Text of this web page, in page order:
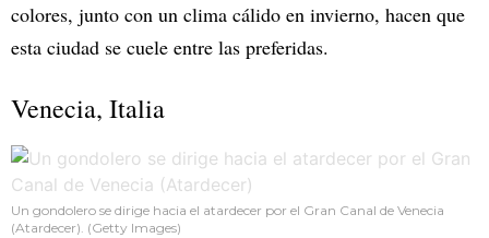
colores, junto con un clima cálido en invierno, hacen que
esta ciudad se cuele entre las preferidas.
Venecia, Italia
Un gondolero se dirige hacia el atardecer por el Gran Canal de Venecia
(Atardecer). (Getty Images)